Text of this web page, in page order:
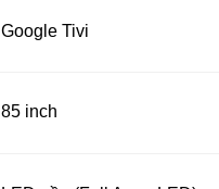
Google Tivi
85 inch